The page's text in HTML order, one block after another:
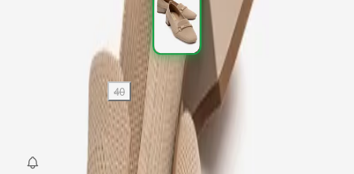
40
SEPETE EKLE